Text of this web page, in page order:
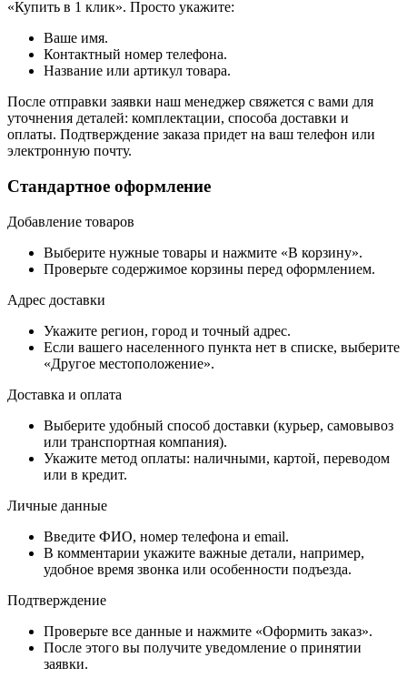
«Купить в 1 клик». Просто укажите:
Ваше имя.
Контактный номер телефона.
Название или артикул товара.
После отправки заявки наш менеджер свяжется с вами для
уточнения деталей: комплектации, способа доставки и
оплаты. Подтверждение заказа придет на ваш телефон или
электронную почту.
Стандартное оформление
Добавление товаров
Выберите нужные товары и нажмите «В корзину».
Проверьте содержимое корзины перед оформлением.
Адрес доставки
Укажите регион, город и точный адрес.
Если вашего населенного пункта нет в списке, выберите
«Другое местоположение».
Доставка и оплата
Выберите удобный способ доставки (курьер, самовывоз
или транспортная компания).
Укажите метод оплаты: наличными, картой, переводом
или в кредит.
Личные данные
Введите ФИО, номер телефона и email.
В комментарии укажите важные детали, например,
удобное время звонка или особенности подъезда.
Подтверждение
Проверьте все данные и нажмите «Оформить заказ».
После этого вы получите уведомление о принятии
заявки.